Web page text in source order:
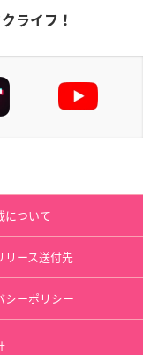
ライフ！
について
リース送付先
シーポリシー